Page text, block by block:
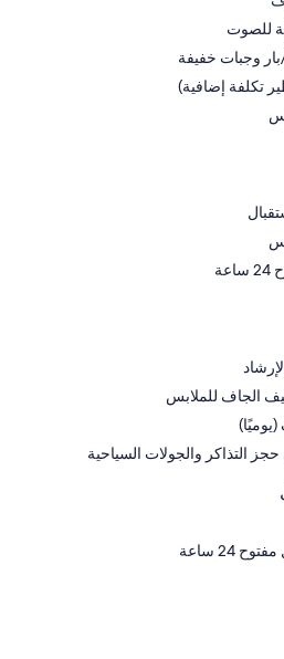
للصوت
وجبات خفيفة
تكلفة إضافية)
الجاف للملابس
التذاكر والجولات السياحية
24 ساعة